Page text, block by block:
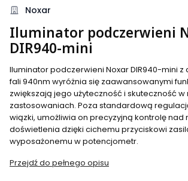
Noxar
Iluminator podczerwieni
DIR940-mini
Iluminator podczerwieni Noxar DIR940-mini z
fali 940nm wyróżnia się zaawansowanymi
zwiększają jego użyteczność i skuteczność w
zastosowaniach. Poza standardową
wiązki, umożliwia on precyzyjną kontrolę nad
doświetlenia dzięki cichemu przyciskowi
wyposażonemu w potencjometr.
Przejdź do pełnego opisu